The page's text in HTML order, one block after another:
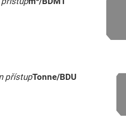
přístupTonne/BDU